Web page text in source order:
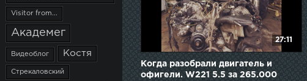
Visitor from...
Академег
Видеоблог Костя
Стрекаловский
27:11
Когда разобрали двигатель и
офигели. W221 5.5 за 265.000